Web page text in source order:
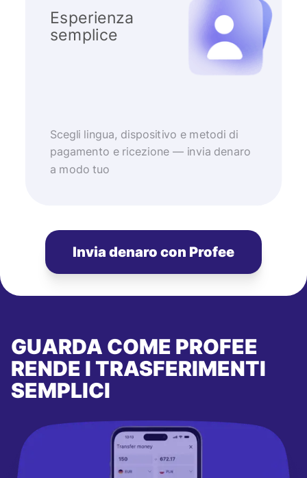
Esperienza
semplice
Scegli lingua, dispositivo e metodi di
pagamento e ricezione — invia denaro
a modo tuo
Invia denaro con Profee
GUARDA COME PROFEE
RENDE I TRASFERIMENTI
SEMPLICI